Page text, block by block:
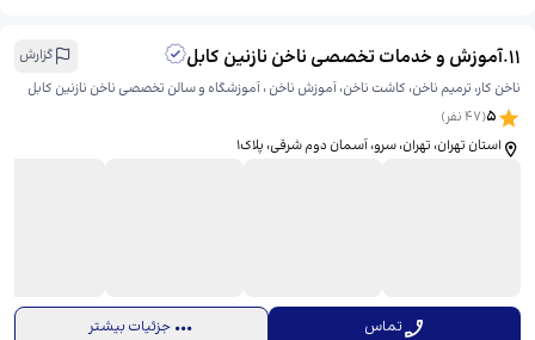
11
.آموزش و خدمات تخصصی ناخن نازنین کابل
گزارش
ناخن کار، ترمیم ناخن، کاشت ناخن، آموزش ناخن ، آموزشگاه و سالن تخصصی ناخن نازنین کابل
5
(
47نفر)
استان تهران، تهران، سرو، آسمان دوم شرقی، ​پلاک۱
تماس جزئیات بیشتر